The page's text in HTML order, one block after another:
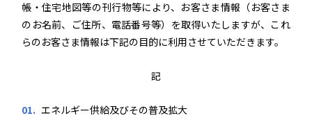
帳・住宅地図等の刊行物等により、お客さま情報（お客さま
のお名前、ご住所、電話番号等）を取得いたしますが、これ
らのお客さま情報は下記の目的に利用させていただきます。
記
エネルギー供給及びその普及拡大